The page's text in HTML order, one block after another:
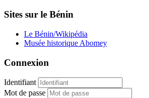
Sites sur le Bénin
Le Bénin/Wikipédia
Musée historique Abomey
Connexion
Identifiant
Mot de passe